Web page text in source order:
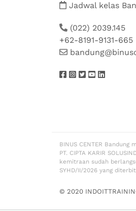
Jadwal kelas
(022) 2039.145
+62-8191-9131-665
BINUS CENTER
PT. CIPTA KARIR
kemitraan sudah
SYHD/II/2026 yang
© 2020